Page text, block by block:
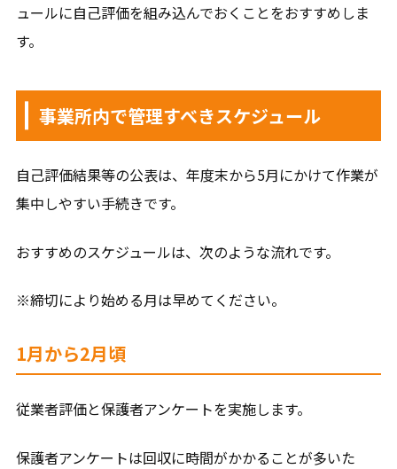
ュールに自己評価を組み込んでおくことをおすすめしま
す。
事業所内で管理すべきスケジュール
自己評価結果等の公表は、年度末から5月にかけて作業が
集中しやすい手続きです。
おすすめのスケジュールは、次のような流れです。
※締切により始める月は早めてください。
1月から2月頃
従業者評価と保護者アンケートを実施します。
保護者アンケートは回収に時間がかかることが多いた